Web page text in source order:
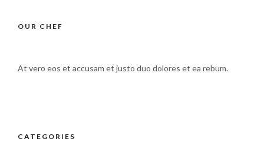
OUR CHEF
At vero eos et accusam et justo duo dolores et ea rebum.
CATEGORIES